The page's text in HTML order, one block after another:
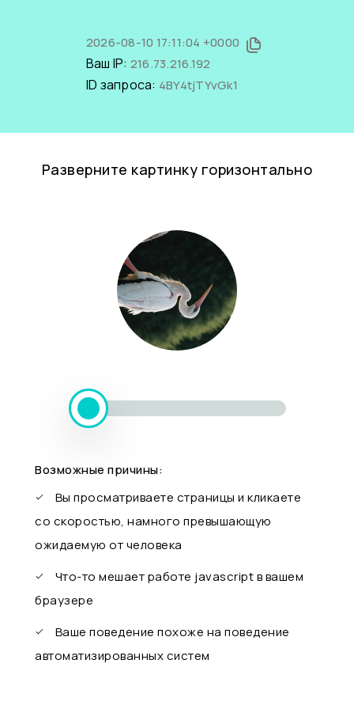
2026-08-10 17:11:04 +0000
Ваш IP: 216.73.216.192
ID запроса: 4BY4tjTYvGk1
Разверните картинку горизонтально
Возможные причины:
Вы просматриваете страницы и кликаете
со скоростью, намного превышающую
ожидаемую от человека
Что-то мешает работе javascript в вашем
браузере
Ваше поведение похоже на поведение
автоматизированных систем